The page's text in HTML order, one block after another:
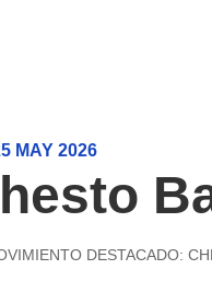
MAY 2026
DESTACADO: